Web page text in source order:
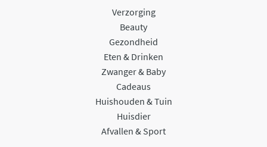
Verzorging
Beauty
Gezondheid
Eten & Drinken
Zwanger & Baby
Cadeaus
Huishouden & Tuin
Huisdier
Afvallen & Sport